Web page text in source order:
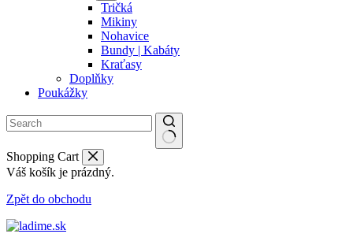
Tričká
Mikiny
Nohavice
Bundy | Kabáty
Kraťasy
Doplňky
Poukážky
Shopping Cart
Váš košík je prázdný.
Zpět do obchodu